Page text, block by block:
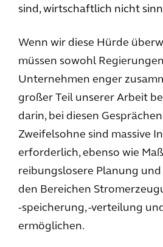
sind, wirtschaftlich nicht
Wenn wir diese Hürde
müssen sowohl
Unternehmen enger
großer Teil unserer Arbeit
darin, bei diesen
Zweifelsohne sind massive
erforderlich, ebenso wie
reibungslosere Planung
den Bereichen
-speicherung, -verteilung
ermöglichen.